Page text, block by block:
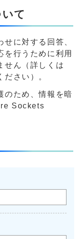
て
に対する回答、
を行うために利用
せん（詳しくは
ださい）。
のため、情報を暗
Sockets